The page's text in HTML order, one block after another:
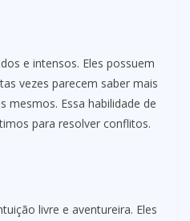
e intensos. Eles possuem
vezes parecem saber mais
mesmos. Essa habilidade de
para resolver conflitos.
livre e aventureira. Eles